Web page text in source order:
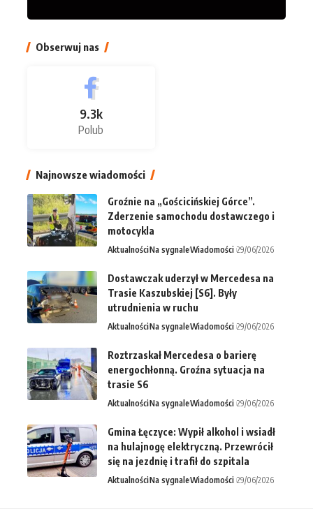
Obserwuj nas
9.3k
Polub
Najnowsze wiadomości
Groźnie na „Gościcińskiej Górce”.
Zderzenie samochodu dostawczego i
motocykla
AktualnościNa sygnaleWiadomości 29/06/2026
Dostawczak uderzył w Mercedesa na
Trasie Kaszubskiej [S6]. Były
utrudnienia w ruchu
AktualnościNa sygnaleWiadomości 29/06/2026
Roztrzaskał Mercedesa o barierę
energochłonną. Groźna sytuacja na
trasie S6
AktualnościNa sygnaleWiadomości 29/06/2026
Gmina Łęczyce: Wypił alkohol i wsiadł
na hulajnogę elektryczną. Przewrócił
się na jezdnię i trafił do szpitala
AktualnościNa sygnaleWiadomości 29/06/2026